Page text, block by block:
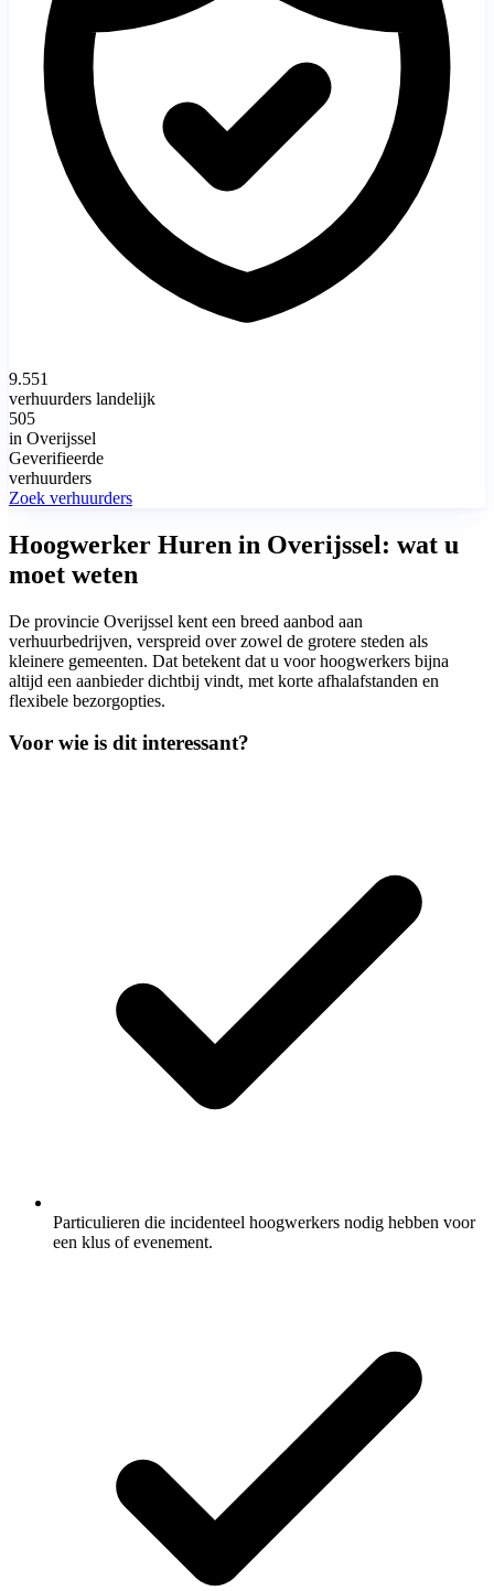
9.551
verhuurders landelijk
505
in Overijssel
Geverifieerde
verhuurders
Zoek verhuurders
Hoogwerker Huren in Overijssel: wat u
moet weten
De provincie Overijssel kent een breed aanbod aan
verhuurbedrijven, verspreid over zowel de grotere steden als
kleinere gemeenten. Dat betekent dat u voor hoogwerkers bijna
altijd een aanbieder dichtbij vindt, met korte afhalafstanden en
flexibele bezorgopties.
Voor wie is dit interessant?
Particulieren die incidenteel hoogwerkers nodig hebben voor
een klus of evenement.